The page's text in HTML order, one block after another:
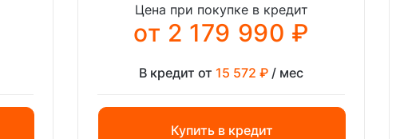
Цена при покупке в кредит
от 2 179 990 ₽
В кредит от 15 572 ₽ / мес
Купить в кредит